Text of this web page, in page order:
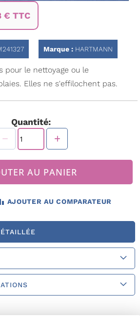
€ TTC
Marque : HARTMANN
pour le nettoyage ou le
Elles ne s'effilochent pas.
Quantité:
AU PANIER
AJOUTER AU COMPARATEUR